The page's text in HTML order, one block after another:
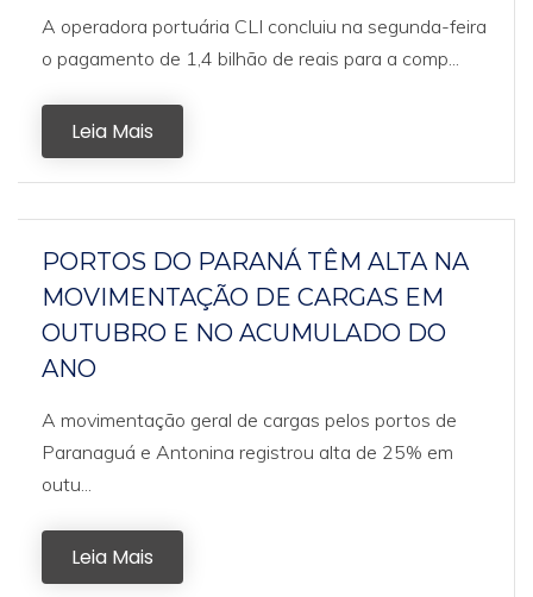
A operadora portuária CLI concluiu na segunda-feira
o pagamento de 1,4 bilhão de reais para a comp...
Leia Mais
PORTOS DO PARANÁ TÊM ALTA NA
MOVIMENTAÇÃO DE CARGAS EM
OUTUBRO E NO ACUMULADO DO
ANO
A movimentação geral de cargas pelos portos de
Paranaguá e Antonina registrou alta de 25% em
outu...
Leia Mais